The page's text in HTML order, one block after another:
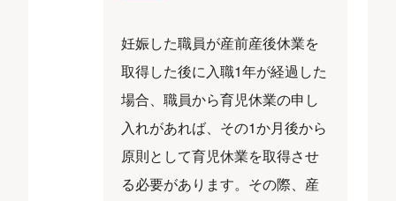
妊娠した職員が産前産後休業を
取得した後に入職1年が経過した
場合、職員から育児休業の申し
入れがあれば、その1か月後から
原則として育児休業を取得させ
る必要があります。その際、産